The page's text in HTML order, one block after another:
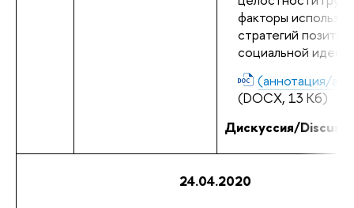
факторы
стратегий
социальной
(аннотация/
(DOCX, 13 Кб)
Дискуссия/
24.04.2020